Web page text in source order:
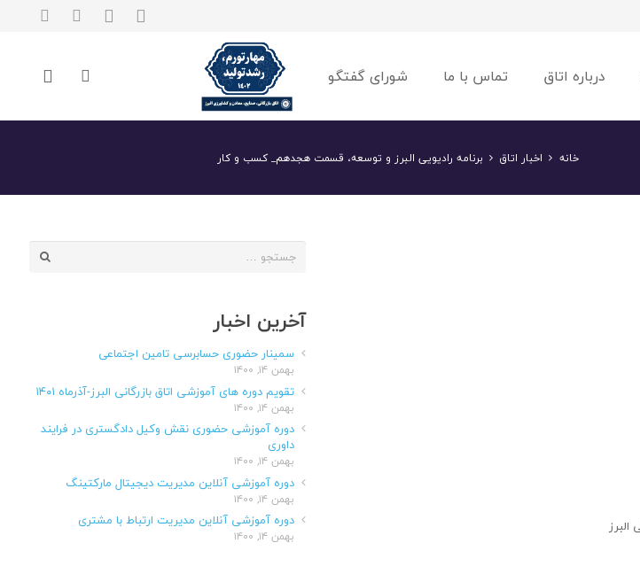
درباره اتاق تماس با ما شورای گفتگو
خانه اخبار اتاق برنامه رادیویی البرز و توسعه، قسمت هجدهم_ کسب و کار
جستجو
آخرین اخبار
سمینار حضوری حسابرسی تامین اجتماعی
بهمن ۱۴, ۱۴۰۰
تقویم دوره های آموزشی اتاق بازرگانی البرز-آذرماه ۱۴۰۱
بهمن ۱۴, ۱۴۰۰
دوره آموزشی حضوری نقش وکیل دادگستری در فرایند
داوری
بهمن ۱۴, ۱۴۰۰
دوره آموزشی آنلاین مدیریت دیجیتال مارکتینگ
بهمن ۱۴, ۱۴۰۰
دوره آموزشی آنلاین مدیریت ارتباط با مشتری
بهمن ۱۴, ۱۴۰۰